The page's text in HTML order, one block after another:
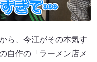
ら、今江がその本気す
自作の「ラーメン店メ